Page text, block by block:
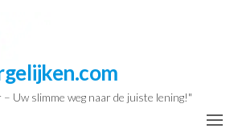
– Uw slimme weg naar de juiste lening!"